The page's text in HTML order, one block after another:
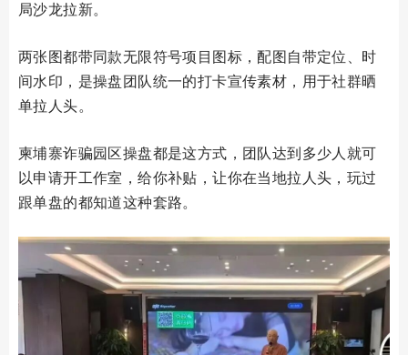
局沙龙拉新。
两张图都带同款无限符号项目图标，配图自带定位、时
间水印，是操盘团队统一的打卡宣传素材，用于社群晒
单拉人头。
柬埔寨诈骗园区操盘都是这方式，团队达到多少人就可
以申请开工作室，给你补贴，让你在当地拉人头，玩过
跟单盘的都知道这种套路。